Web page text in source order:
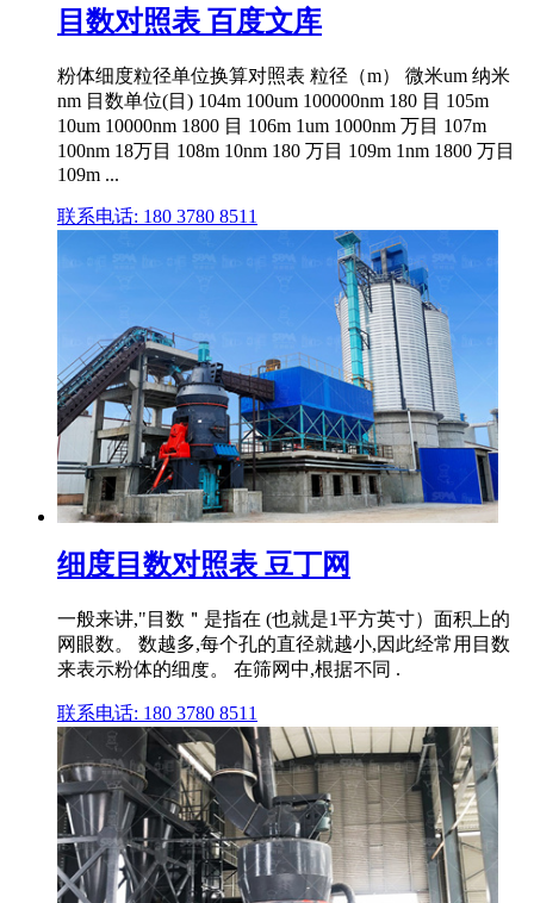
目数对照表 百度文库
粉体细度粒径单位换算对照表 粒径（m） 微米um 纳米
nm 目数单位(目) 104m 100um 100000nm 180 目 105m
10um 10000nm 1800 目 106m 1um 1000nm 万目 107m
100nm 18万目 108m 10nm 180 万目 109m 1nm 1800 万目
109m ...
联系电话: 180 3780 8511
细度目数对照表 豆丁网
一般来讲,"目数＂是指在 (也就是1平方英寸）面积上的
网眼数。 数越多,每个孔的直径就越小,因此经常用目数
来表示粉体的细度。 在筛网中,根据不同 .
联系电话: 180 3780 8511